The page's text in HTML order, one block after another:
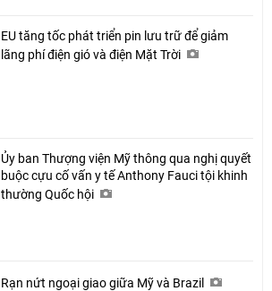
EU tăng tốc phát triển pin lưu trữ để giảm
lãng phí điện gió và điện Mặt Trời
Ủy ban Thượng viện Mỹ thông qua nghị quyết
buộc cựu cố vấn y tế Anthony Fauci tội khinh
thường Quốc hội
Rạn nứt ngoại giao giữa Mỹ và Brazil